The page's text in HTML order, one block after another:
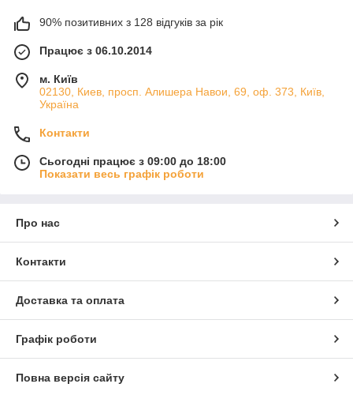
90% позитивних з 128 відгуків за рік
Працює з 06.10.2014
м. Київ
02130, Киев, просп. Алишера Навои, 69, оф. 373, Київ,
Україна
Контакти
Сьогодні працює з 09:00 до 18:00
Показати весь графік роботи
Про нас
Контакти
Доставка та оплата
Графік роботи
Повна версія сайту